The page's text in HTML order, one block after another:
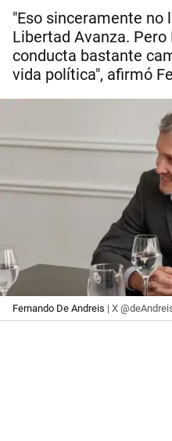
"Eso sinceramente no
Libertad Avanza.
conducta bastante
vida política", afirmó
Fernando De Andreis | X